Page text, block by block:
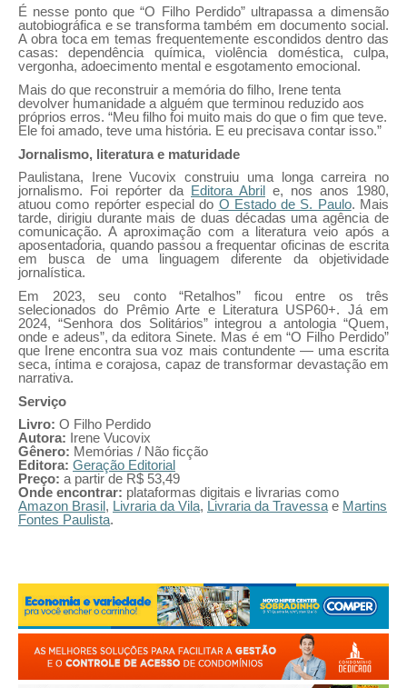
É nesse ponto que “O Filho Perdido” ultrapassa a dimensão
autobiográfica e se transforma também em documento social.
A obra toca em temas frequentemente escondidos dentro das
casas: dependência química, violência doméstica, culpa,
vergonha, adoecimento mental e esgotamento emocional.
Mais do que reconstruir a memória do filho, Irene tenta
devolver humanidade a alguém que terminou reduzido aos
próprios erros. “Meu filho foi muito mais do que o fim que teve.
Ele foi amado, teve uma história. E eu precisava contar isso.”
Jornalismo, literatura e maturidade
Paulistana, Irene Vucovix construiu uma longa carreira no
jornalismo. Foi repórter da Editora Abril
e, nos anos 1980,
atuou como repórter especial do O Estado de S. Paulo. Mais
tarde, dirigiu durante mais de duas décadas uma agência de
comunicação. A aproximação com a literatura veio após a
aposentadoria, quando passou a frequentar oficinas de escrita
em busca de uma linguagem diferente da objetividade
jornalística.
Em 2023, seu conto “Retalhos” ficou entre os três
selecionados do Prêmio Arte e Literatura USP60+. Já em
2024, “Senhora dos Solitários” integrou a antologia “Quem,
onde e adeus”, da editora Sinete. Mas é em “O Filho Perdido”
que Irene encontra sua voz mais contundente — uma escrita
seca, íntima e corajosa, capaz de transformar devastação em
narrativa.
Serviço
Livro: O Filho Perdido
Autora: Irene Vucovix
Gênero: Memórias / Não ficção
Editora: Geração Editorial
Preço: a partir de R$ 53,49
Onde encontrar: plataformas digitais e livrarias como
Amazon Brasil , Livraria da Vila, Livraria da Travessae Martins
Fontes Paulista.